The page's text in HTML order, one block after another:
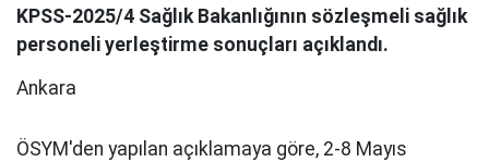
KPSS-2025/4 Sağlık Bakanlığının sözleşmeli sağlık
personeli yerleştirme sonuçları açıklandı.
Ankara
ÖSYM'den yapılan açıklamaya göre, 2-8 Mayıs